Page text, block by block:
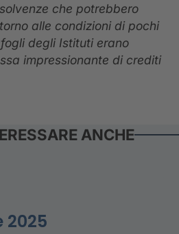
che potrebbero
alle condizioni di pochi
degli Istituti erano
impressionante di crediti
ANCHE
2025